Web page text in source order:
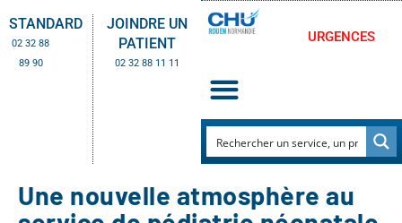
STANDARD
02 32 88
89 90
JOINDRE UN
PATIENT
02 32 88 11 11
URGENCES
Une nouvelle atmosphère au